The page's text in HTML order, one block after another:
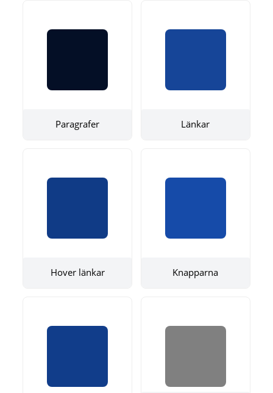
Paragrafer Länkar
Hover länkar Knapparna